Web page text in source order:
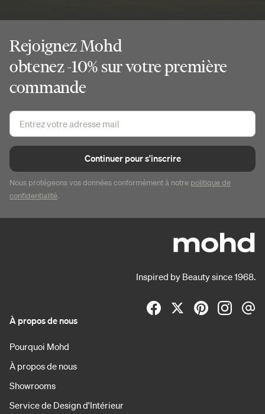
Rejoignez Mohd
obtenez -10% sur votre première
commande
Continuer pour s'inscrire
Nous protégeons vos données conformément à notre politique de
confidentialité.
Inspired by Beauty since 1968.
À propos de nous
Pourquoi Mohd
À propos de nous
Showrooms
Service de Design d'Intérieur